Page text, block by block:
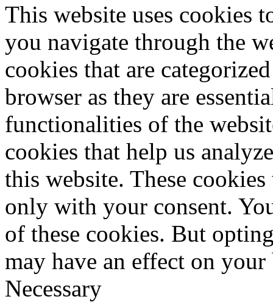
This website uses cookies
you navigate through the
cookies that are
browser as they are
functionalities of the
cookies that help us
this website. These
only with your consent.
of these cookies. But
may have an effect on
Necessary